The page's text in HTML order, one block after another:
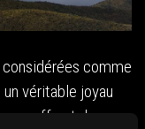
comme
véritable joyau
offrent des